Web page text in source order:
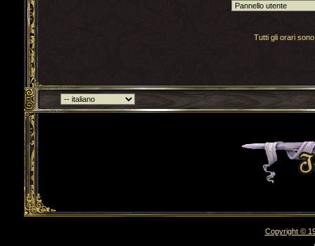
Tutti gli orari
Torna indietro
Copyright ©